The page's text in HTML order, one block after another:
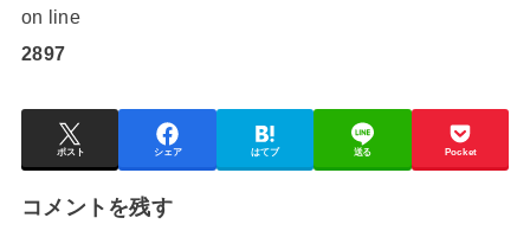
on line
2897
ポスト シェア はてブ 送る Pocket
コメントを残す